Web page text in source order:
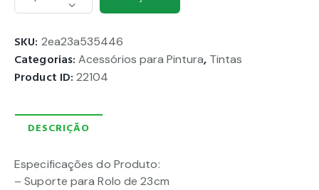
SKU: 2ea23a535446
Categorias:Acessórios para Pintura, Tintas
Product ID:22104
DESCRIÇÃO
Especificações do Produto:
– Suporte para Rolo de 23cm